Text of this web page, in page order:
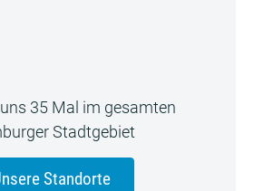
35 Mal im gesamten
Stadtgebiet
Standorte